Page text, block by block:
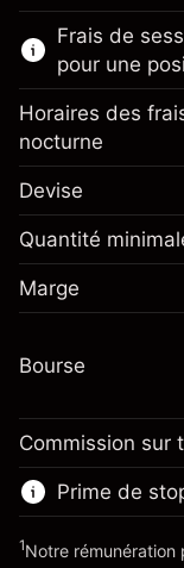
En savoir
CFD
Marge.
Frais sur la
Taille de la
Valeur
Frais de
pour une
Marge.
overnight
position
Taille de la
~$20,000.00
Valeur
Horaires des
nocturne
Devise
Quantité
Marge
Bourse
Commission sur
Prime de
1Notre rémunération